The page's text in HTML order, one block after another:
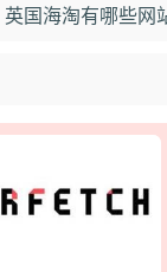
英国海淘有哪些网